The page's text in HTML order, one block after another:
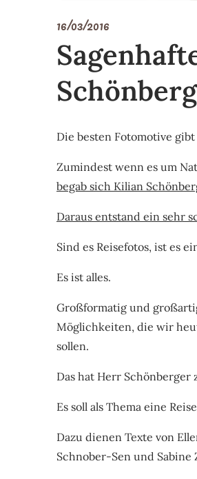
16/03/2016
Die besten Fotomotive
Zumindest wenn es um
begab sich Kilian
Daraus entstand ein sehr
Sind es Reisefotos, ist es
Es ist alles.
Großformatig und
Möglichkeiten, die wir
sollen.
Das hat Herr Schönberger
Es soll als Thema eine
Dazu dienen Texte von
Schnober-Sen und